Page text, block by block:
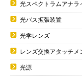
光スペクトラムアナラ
光バス拡張装置
光学レンズ
レンズ交換アタッチメ
光源